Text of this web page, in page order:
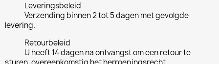
Leveringsbeleid
Verzending binnen 2 tot 5 dagen met gevolgde
levering.
Retourbeleid
U heeft 14 dagen na ontvangst om een retour te